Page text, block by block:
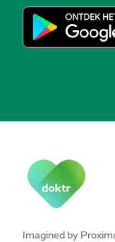
Imagined by